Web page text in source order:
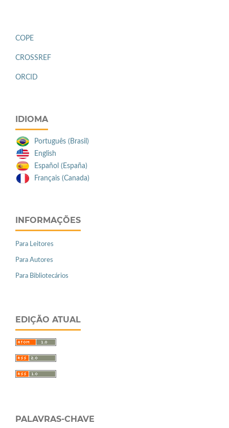
COPE
CROSSREF
ORCID
IDIOMA
Português (Brasil)
English
Español (España)
Français (Canada)
INFORMAÇÕES
Para Leitores
Para Autores
Para Bibliotecários
EDIÇÃO ATUAL
PALAVRAS-CHAVE